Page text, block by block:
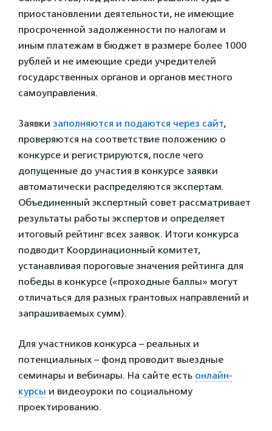
приостановлении деятельности, не имеющие
просроченной задолженности по налогам и
иным платежам в бюджет в размере более 1000
рублей и не имеющие среди учредителей
государственных органов и органов местного
самоуправления.
Заявки заполняются и подаются через сайт,
проверяются на соответствие положению о
конкурсе и регистрируются, после чего
допущенные до участия в конкурсе заявки
автоматически распределяются экспертам.
Объединенный экспертный совет рассматривает
результаты работы экспертов и определяет
итоговый рейтинг всех заявок. Итоги конкурса
подводит Координационный комитет,
устанавливая пороговые значения рейтинга для
победы в конкурсе («проходные баллы» могут
отличаться для разных грантовых направлений и
запрашиваемых сумм).
Для участников конкурса – реальных и
потенциальных – фонд проводит выездные
семинары и вебинары. На сайте есть онлайн-
курсы и видеоуроки по социальному
проектированию.